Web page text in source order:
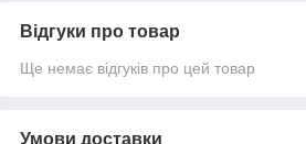
Відгуки про товар
Ще немає відгуків про цей товар
Умови доставки